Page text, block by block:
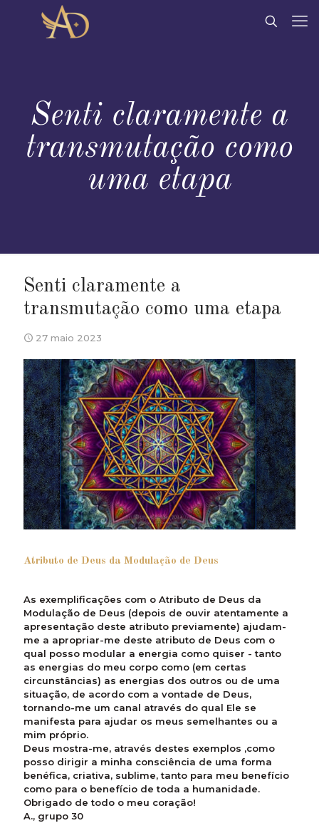
Senti claramente a
transmutação como
uma etapa
Senti claramente a
transmutação como uma etapa
27 maio 2023
Atributo de Deus da Modulação de Deus
As exemplificações com o Atributo de Deus da
Modulação de Deus (depois de ouvir atentamente a
apresentação deste atributo previamente) ajudam-
me a apropriar-me deste atributo de Deus com o
qual posso modular a energia como quiser - tanto
as energias do meu corpo como (em certas
circunstâncias) as energias dos outros ou de uma
situação, de acordo com a vontade de Deus,
tornando-me um canal através do qual Ele se
manifesta para ajudar os meus semelhantes ou a
mim próprio.
Deus mostra-me, através destes exemplos ,como
posso dirigir a minha consciência de uma forma
benéfica, criativa, sublime, tanto para meu benefício
como para o benefício de toda a humanidade.
Obrigado de todo o meu coração!
A., grupo 30